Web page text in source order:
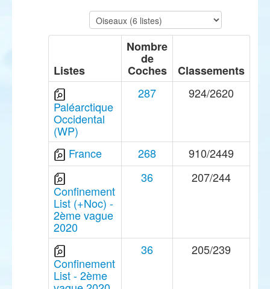
Listes
Nombre
de
Coches Classements
Paléarctique
Occidental
(WP)
287 924/2620
France 268 910/2449
Confinement
List (+Noc) -
2ème vague
2020
36 207/244
Confinement
List - 2ème
36 205/239